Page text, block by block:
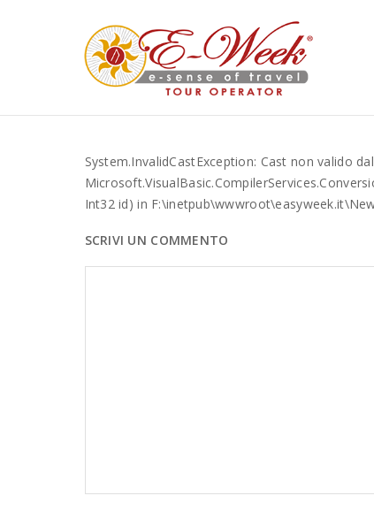
System.InvalidCastException: Cast non valido
Int32 id) in
SCRIVI UN COMMENTO